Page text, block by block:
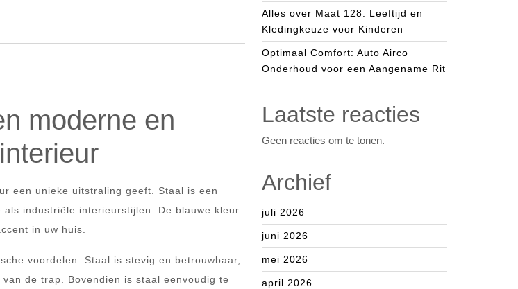
moderne en
een unieke uitstraling geeft. Staal is een
industriële interieurstijlen. De blauwe kleur
in uw huis.
voordelen. Staal is stevig en betrouwbaar,
de trap. Bovendien is staal eenvoudig te
Alles over Maat 128: Leeftijd en
Kledingkeuze voor Kinderen
Optimaal Comfort: Auto Airco
Onderhoud voor een Aangename Rit
Laatste reacties
Geen reacties om te tonen.
Archief
juli 2026
juni 2026
mei 2026
april 2026